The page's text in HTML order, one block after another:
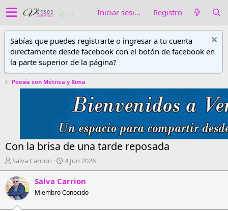
Iniciar sesión Registro
Sabías que puedes registrarte o ingresar a tu cuenta
directamente desde facebook con el botón de facebook en
la parte superior de la página?
Poesía con Métrica y Rima
Con la brisa de una tarde reposada
A
u
t
o
r
d
Salva Carrion
F
e
c
a
4 Jun 2026
Salva Carrion
Miembro Conocido